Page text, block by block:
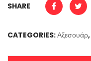
SHARE
CATEGORIES:Αξεσουάρ,